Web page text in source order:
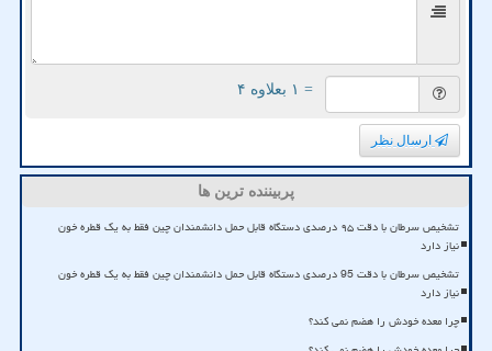
= ۱ بعلاوه ۴
ارسال نظر
پربیننده ترین ها
تشخیص سرطان با دقت ۹۵ درصدی دستگاه قابل حمل دانشمندان چین فقط به یک قطره خون
نیاز دارد
تشخیص سرطان با دقت 95 درصدی دستگاه قابل حمل دانشمندان چین فقط به یک قطره خون
نیاز دارد
چرا معده خودش را هضم نمی کند؟